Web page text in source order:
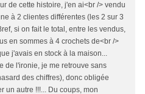
de cette histoire, j'en ai<br /> vendu
à 2 clientes différentes (les 2 sur 3
si on fait le total, entre les vendus,
en sommes à 4 crochets de<br />
j'avais en stock à la maison...
de l'ironie, je me retrouve sans
des chiffres), donc obligée
un autre !!!... Du coups, mon